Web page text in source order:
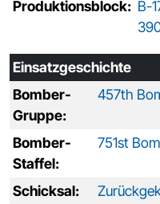
Produktionsblock: B-
Einsatzgeschichte
Bomber-
Gruppe:
457th
Bomber-
Staffel:
751st
Schicksal: